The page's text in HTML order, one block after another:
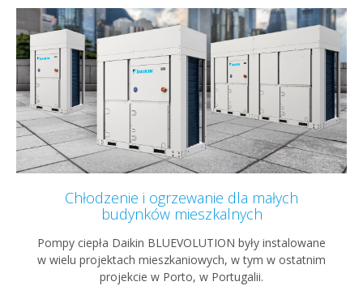
Chłodzenie i ogrzewanie dla małych
budynków mieszkalnych
Pompy ciepła Daikin BLUEVOLUTION były instalowane
w wielu projektach mieszkaniowych, w tym w ostatnim
projekcie w Porto, w Portugalii.